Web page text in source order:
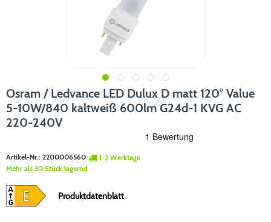
Osram / Ledvance LED Dulux D matt 120° Value
5-10W/840 kaltweiß 600lm G24d-1 KVG AC
220-240V
Artikel-Nr.: 2200006560
1-2 Werktage
Mehr als 30 Stück lagernd
Produktdatenblatt